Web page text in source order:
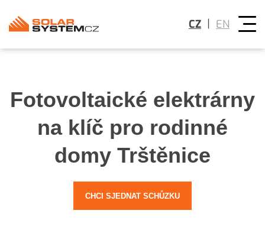
CZ | EN
Fotovoltaické elektrárny
na klíč pro rodinné
domy Trštěnice
CHCI SJEDNAT SCHŮZKU